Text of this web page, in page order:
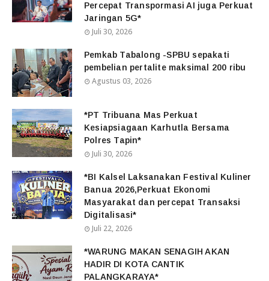
Percepat Transpormasi AI juga Perkuat
Jaringan 5G*
Juli 30, 2026
Pemkab Tabalong -SPBU sepakati
pembelian pertalite maksimal 200 ribu
Agustus 03, 2026
*PT Tribuana Mas Perkuat
Kesiapsiagaan Karhutla Bersama
Polres Tapin*
Juli 30, 2026
*BI Kalsel Laksanakan Festival Kuliner
Banua 2026,Perkuat Ekonomi
Masyarakat dan percepat Transaksi
Digitalisasi*
Juli 22, 2026
*WARUNG MAKAN SENAGIH AKAN
HADIR DI KOTA CANTIK
PALANGKARAYA*